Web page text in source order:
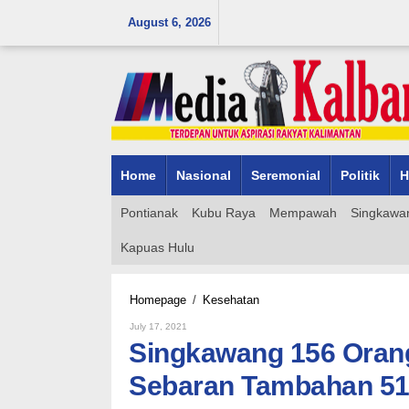
August 6, 2026
Home Nasional Seremonial Politik
Pontianak Kubu Raya Mempawah
Kapuas Hulu
Homepage / KesehatanSingkawang
Pontianak
120
Dan
Ini
July 17, 2021
Singkawang 156
Sebaran Tambahan